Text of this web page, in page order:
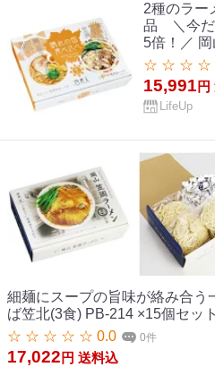
2種のラー
品 ＼今だ
5倍！／
RM-150
☆ ☆ ☆ ☆
15,991 円
LifeUp
細麺にスープの旨味が絡み合
ば笠北(3食) PB-214 ×15個セット
☆ ☆ ☆ ☆ ☆ 0.0
0件
17,022 円 送料込